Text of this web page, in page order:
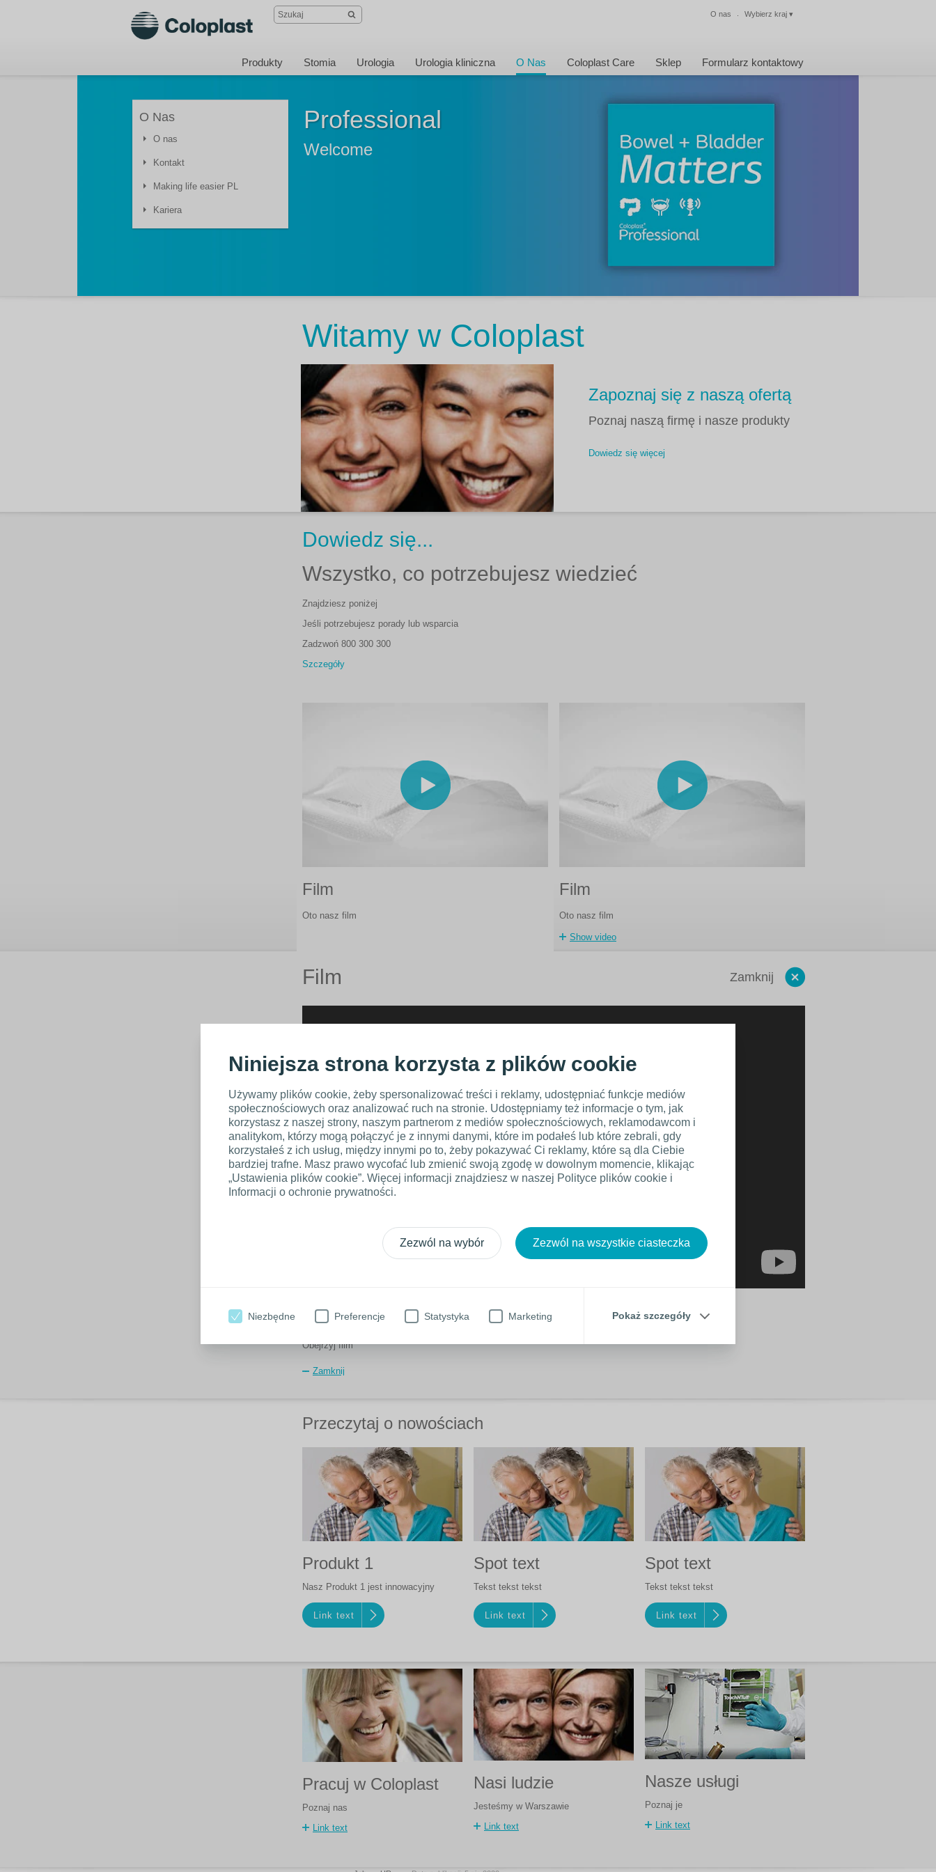
Niniejsza strona korzysta z plików cookie
Używamy plików cookie, żeby spersonalizować treści i reklamy, udostępniać funkcje mediów
społecznościowych oraz analizować ruch na stronie. Udostępniamy też informacje o tym, jak
korzystasz z naszej strony, naszym partnerom z mediów społecznościowych, reklamodawcom i
analitykom, którzy mogą połączyć je z innymi danymi, które im podałeś lub które zebrali, gdy
korzystałeś z ich usług, między innymi po to, żeby pokazywać Ci reklamy, które są dla Ciebie
bardziej trafne. Masz prawo wycofać lub zmienić swoją zgodę w dowolnym momencie, klikając
„Ustawienia plików cookie”. Więcej informacji znajdziesz w naszej Polityce plików cookie i
Informacji o ochronie prywatności.
Zezwól na wybór Zezwól na wszystkie ciasteczka
Niezbędne Preferencje Statystyka Marketing Pokaż szczegóły
O nas Wybierz kraj ▾
Produkty Stomia Urologia Urologia kliniczna O Nas Coloplast Care Sklep Formularz kontaktowy
O Nas
O nas
Kontakt
Making life easier PL
Kariera
Welcome
Witamy w Coloplast
Zapoznaj się z naszą ofertą
Poznaj naszą firmę i nasze produkty
Dowiedz się więcej
Dowiedz się...
Wszystko, co potrzebujesz wiedzieć
Znajdziesz poniżej
Jeśli potrzebujesz porady lub wsparcia
Zadzwoń 800 300 300
Szczegóły
Film
Oto nasz film
Film
Oto nasz film
Show video
Zamknij
Film
Obejrzyj film
Zamknij
Przeczytaj o nowościach
Produkt 1
Nasz Produkt 1 jest innowacyjny
Link text
Spot text
Tekst tekst tekst
Link text
Spot text
Tekst tekst tekst
Link text
Pracuj w Coloplast
Poznaj nas
Link text
Nasi ludzie
Jesteśmy w Warszawie
Link text
Nasze usługi
Poznaj je
Link text